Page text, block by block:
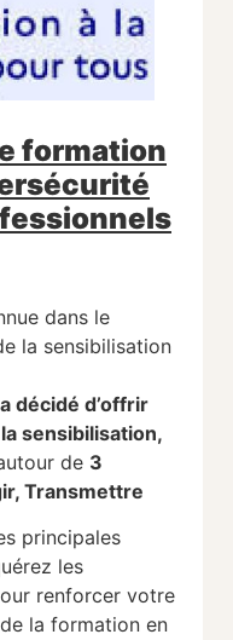
formation
dans le
la sensibilisation
décidé d’offrir
sensibilisation,
de 3
Transmettre
principales
les
renforcer votre
la formation en